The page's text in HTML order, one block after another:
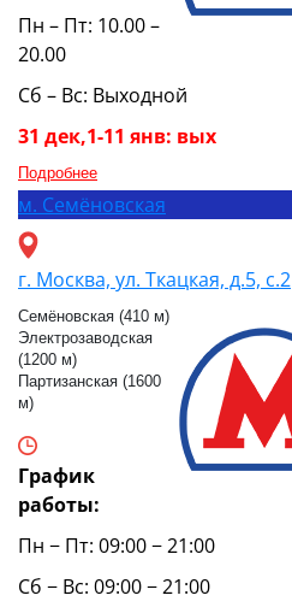
Пн – Пт: 10.00 –
20.00
Сб – Вс: Выходной
31 дек,1-11 янв: вых
Подробнее
м. Семёновская
г. Москва, ул. Ткацкая, д.5, с.2
Семёновская (410 м)
Электрозаводская
(1200 м)
Партизанская (1600
м)
График
работы:
Пн − Пт: 09:00 − 21:00
Сб − Вс: 09:00 − 21:00